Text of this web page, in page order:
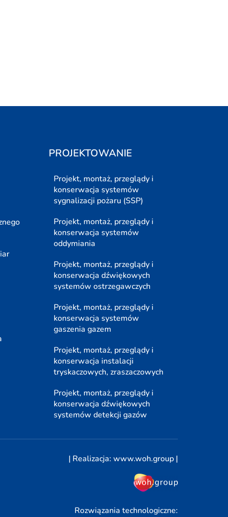
PROJEKTOWANIE
Projekt, montaż, przeglądy i
konserwacja systemów
sygnalizacji pożaru (SSP)
Projekt, montaż, przeglądy i
konserwacja systemów
oddymiania
Projekt, montaż, przeglądy i
konserwacja dźwiękowych
systemów ostrzegawczych
Projekt, montaż, przeglądy i
konserwacja systemów
gaszenia gazem
Projekt, montaż, przeglądy i
konserwacja instalacji
tryskaczowych, zraszaczowych
Projekt, montaż, przeglądy i
konserwacja dźwiękowych
systemów detekcji gazów
| Realizacja:www.woh.group |
Rozwiązania technologiczne: